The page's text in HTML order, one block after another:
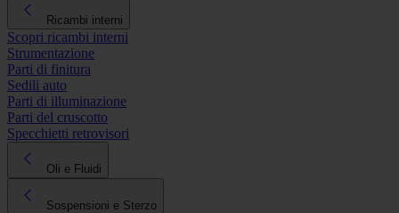
Ricambi interni
Scopri ricambi interni
Strumentazione
Parti di finitura
Sedili auto
Parti di illuminazione
Parti del cruscotto
Specchietti retrovisori
Oli e Fluidi
Sospensioni e Sterzo